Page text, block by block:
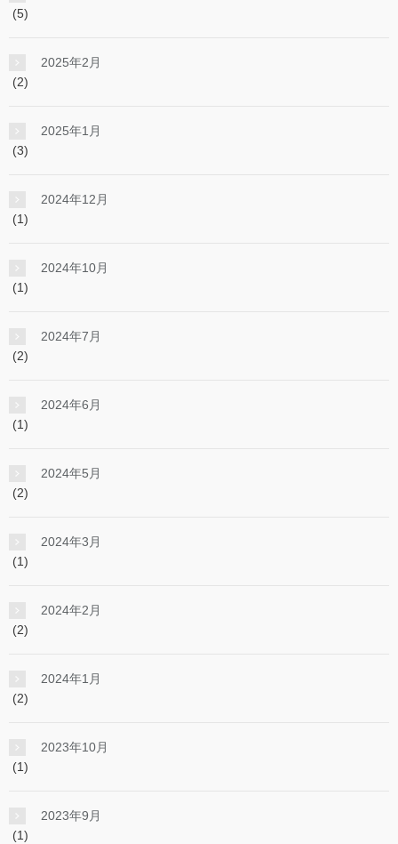
(5)
2025年2月
(2)
2025年1月
(3)
2024年12月
(1)
2024年10月
(1)
2024年7月
(2)
2024年6月
(1)
2024年5月
(2)
2024年3月
(1)
2024年2月
(2)
2024年1月
(2)
2023年10月
(1)
2023年9月
(1)